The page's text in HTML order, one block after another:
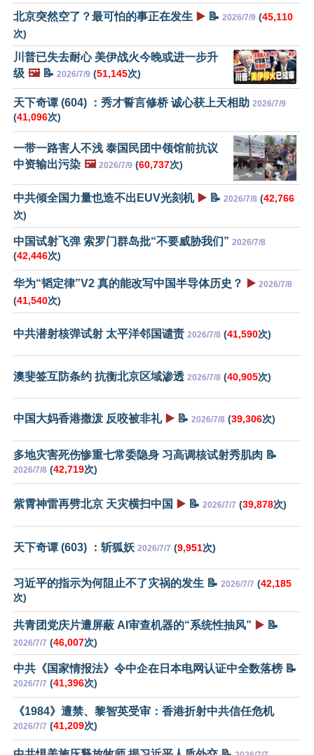
北京突然空了？最可怕的事正在发生 ▶️ 📝 2026/7/9 (45,110
次)
川普已失去耐心 美伊战火今晚或进一步升
级 🖼️📝 2026/7/9 (51,145次)
天下奇谭 (604) ：秀才誓言修桥 诚心获上天相助 2026/7/9
(41,096次)
一带一路害人不浅 泰国民团中领馆前抗议
中资输出污染 🖼️ 2026/7/9 (60,737次)
中共倾全国力量也造不出EUV光刻机 ▶️ 📝 2026/7/8 (42,766
次)
中国试射飞弹 索罗门群岛批“不要威胁我们” 2026/7/8
(42,446次)
华为“韬定律”V2 真的能改写中国半导体历史？ ▶️ 2026/7/8
(41,540次)
中共潜射核弹试射 太平洋邻国谴责 2026/7/8 (41,590次)
澳斐签互防条约 抗衡北京区域渗透 2026/7/8 (40,905次)
中国大妈香港撒泼 反咬被非礼 ▶️ 📝 2026/7/8 (39,306次)
多地灾害死伤惨重七常委隐身 习高调核试射秀肌肉 📝
2026/7/8 (42,719次)
紫霄神雷再劈北京 天灾横扫中国 ▶️ 📝 2026/7/7 (39,878次)
天下奇谭 (603) ：斩狐妖 2026/7/7 (9,951次)
习近平的指示为何阻止不了灾祸的发生 📝 2026/7/7 (42,185
次)
共青团党庆片遭屏蔽 AI审查机器的“系统性抽风” ▶️ 📝
2026/7/7 (46,007次)
中共《国家情报法》令中企在日本电网认证中全数落榜 📝
2026/7/7 (41,396次)
《1984》遭禁、黎智英受审：香港折射中共信任危机
2026/7/7 (41,209次)